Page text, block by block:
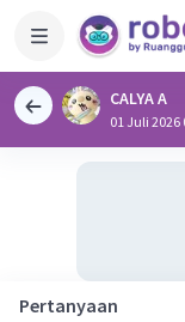
CALYA A
01 Juli 2026
Pertanyaan